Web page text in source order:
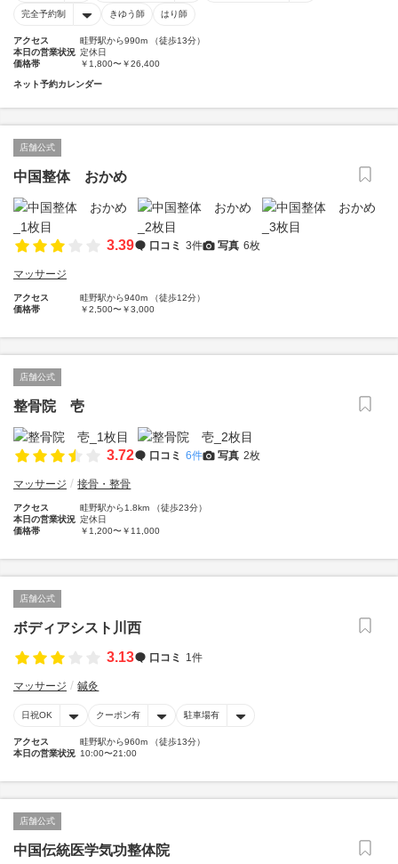
完全予約制 きゆう師 はり師
アクセス
畦野駅から990m （徒歩13分）
本日の営業状況 定休日
価格帯
￥1,800〜￥26,400
ネット予約カレンダー
店舗公式
中国整体 おかめ
3.39 口コミ 3件 写真 6枚
マッサージ
アクセス
畦野駅から940m （徒歩12分）
価格帯
￥2,500〜￥3,000
店舗公式
整骨院 壱
3.72 口コミ 6件 写真 2枚
マッサージ 接骨・整骨
アクセス
畦野駅から1.8km （徒歩23分）
本日の営業状況 定休日
価格帯
￥1,200〜￥11,000
店舗公式
ボディアシスト川西
3.13
口コミ 1件
マッサージ 鍼灸
日祝OK クーポン有 駐車場有
アクセス
畦野駅から960m （徒歩13分）
本日の営業状況 10:00〜21:00
店舗公式
中国伝統医学気功整体院